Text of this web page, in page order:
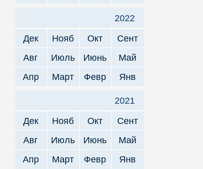
2022
Дек
Нояб Окт
Сент
Авг
Июль Июнь
Май
Апр
Март Февр Янв
2021
Дек
Нояб Окт
Сент
Авг
Июль Июнь
Май
Апр
Март Февр Янв